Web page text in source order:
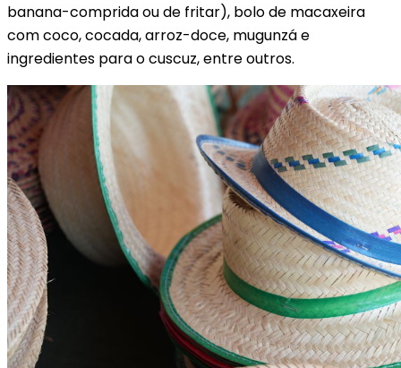
banana-comprida ou de fritar), bolo de macaxeira
com coco, cocada, arroz-doce, mugunzá e
ingredientes para o cuscuz, entre outros.